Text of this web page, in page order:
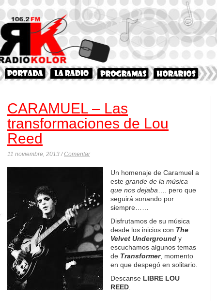
CARAMUEL – Las
transformaciones de Lou
Reed
11 noviembre, 2013 /Comentar
Un homenaje de Caramuel a
este grande de la música
que nos dejaba …. pero que
seguirá sonando por
siempre……
Disfrutamos de su música
desde los inicios con The
Velvet Underground y
escuchamos algunos temas
de Transformer, momento
en que despegó en solitario.
Descanse LIBRE LOU
REED